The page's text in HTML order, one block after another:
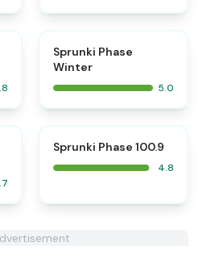
Sprunki Phase
Winter
5.0
Sprunki Phase 100.9
4.8